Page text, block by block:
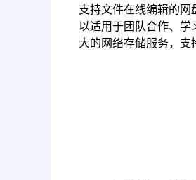
支持文件在线编辑的
以适用于团队合作、
大的网络存储服务，支